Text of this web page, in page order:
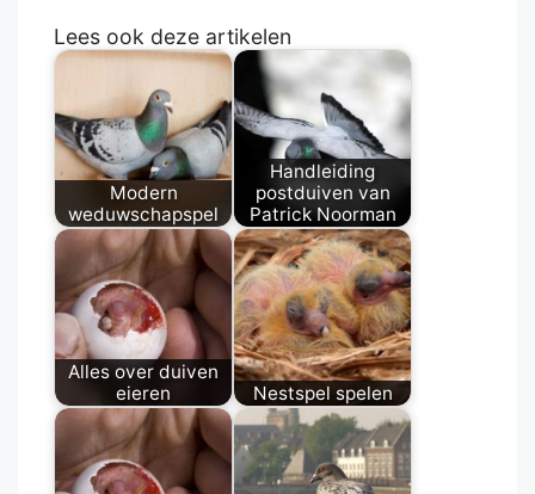
Lees ook deze artikelen
Modern
weduwschapspel
Handleiding
postduiven van
Patrick Noorman
Alles over duiven
eieren
Nestspel spelen